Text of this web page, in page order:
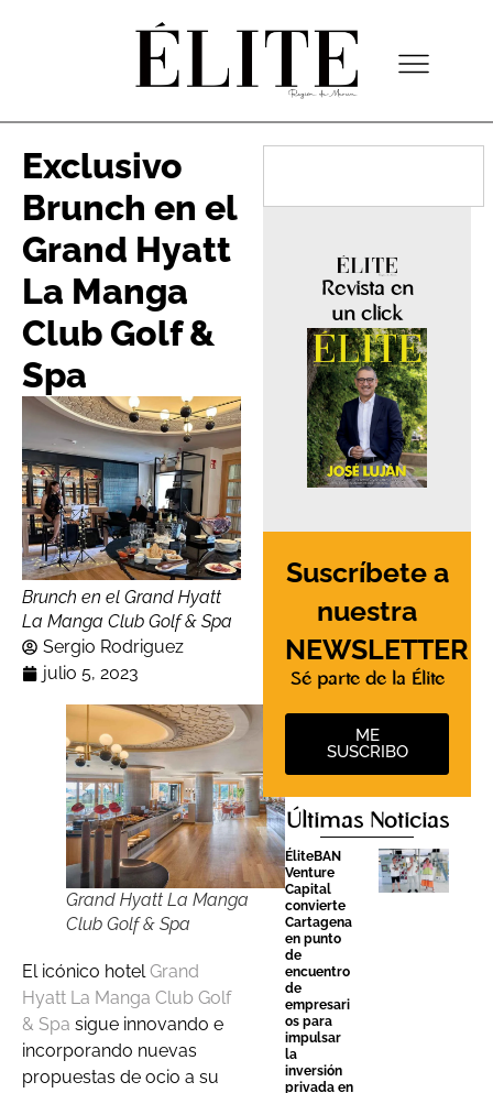
Exclusivo
Brunch en el
Grand Hyatt
La Manga
Club Golf &
Spa
Brunch en el Grand Hyatt
La Manga Club Golf & Spa
Sergio Rodriguez
julio 5, 2023
Grand Hyatt La Manga
Club Golf & Spa
El icónico hotelGrand
Hyatt La Manga Club Golf
& Spa sigue innovando e
incorporando nuevas
propuestas de ocio a su
Revista en
un click
Suscríbete a
nuestra
NEWSLETTER
Sé parte de la Élite
ME
SUSCRIBO
Últimas Noticias
ÉliteBAN
Venture
Capital
convierte
Cartagena
en punto
de
encuentro
de
empresari
os para
impulsar
la
inversión
privada en